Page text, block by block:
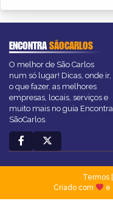
ENCONTRASÃOCARLOS
O melhor de São Carlos
num só lugar! Dicas, onde ir,
o que fazer, as melhores
empresas, locais, serviços e
muito mais no guia Encontra
SãoCarlos.
Termos|
Criado com
e